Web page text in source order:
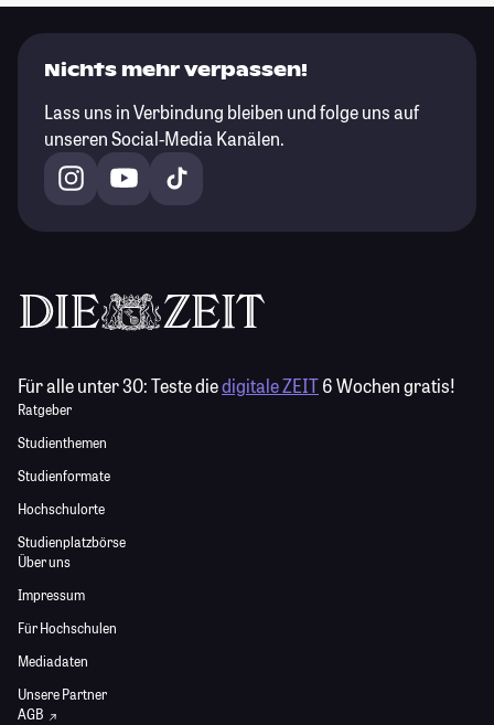
Nichts mehr verpassen!
Lass uns in Verbindung bleiben und folge uns auf
unseren Social-Media Kanälen.
Für alle unter 30:Teste diedigitale ZEIT6 Wochen gratis!
Ratgeber
Studienthemen
Studienformate
Hochschulorte
Studienplatzbörse
Über uns
Impressum
Für Hochschulen
Mediadaten
Unsere Partner
AGB